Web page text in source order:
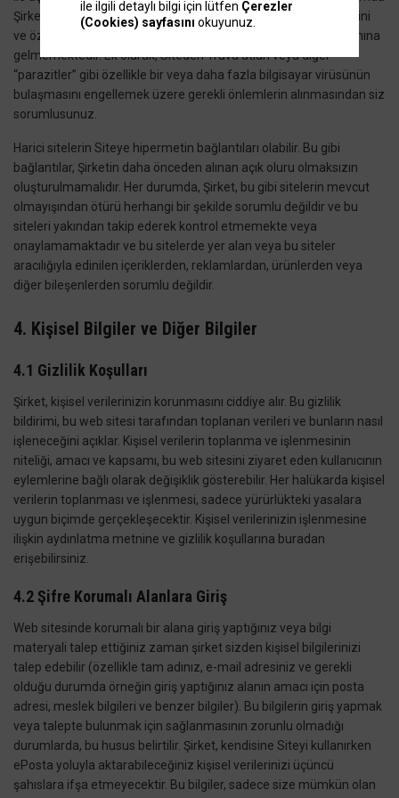
Şirketin herhangi bir şekilde her ne olursa olsun o sitenin içeriğini
ve özellikle içeriğinden kaynaklanan kullanımı onayladığı anlamına
gelmemektedir. Ek olarak, Siteden Truva atları veya diğer
“parazitler” gibi özellikle bir veya daha fazla bilgisayar virüsünün
bulaşmasını engellemek üzere gerekli önlemlerin alınmasından siz
sorumlusunuz.
Harici sitelerin Siteye hipermetin bağlantıları olabilir. Bu gibi
bağlantılar, Şirketin daha önceden alınan açık oluru olmaksızın
oluşturulmamalıdır. Her durumda, Şirket, bu gibi sitelerin mevcut
olmayışından ötürü herhangi bir şekilde sorumlu değildir ve bu
siteleri yakından takip ederek kontrol etmemekte veya
onaylamamaktadır ve bu sitelerde yer alan veya bu siteler
aracılığıyla edinilen içeriklerden, reklamlardan, ürünlerden veya
diğer bileşenlerden sorumlu değildir.
4. Kişisel Bilgiler ve Diğer Bilgiler
4.1 Gizlilik Koşulları
Şirket, kişisel verilerinizin korunmasını ciddiye alır. Bu gizlilik
bildirimi, bu web sitesi tarafından toplanan verileri ve bunların nasıl
işleneceğini açıklar. Kişisel verilerin toplanma ve işlenmesinin
niteliği, amacı ve kapsamı, bu web sitesini ziyaret eden kullanıcının
eylemlerine bağlı olarak değişiklik gösterebilir. Her halükarda kişisel
verilerin toplanması ve işlenmesi, sadece yürürlükteki yasalara
uygun biçimde gerçekleşecektir. Kişisel verilerinizin işlenmesine
ilişkin aydınlatma metnine ve gizlilik koşullarına buradan
erişebilirsiniz.
4.2 Şifre Korumalı Alanlara Giriş
Web sitesinde korumalı bir alana giriş yaptığınız veya bilgi
materyali talep ettiğiniz zaman şirket sizden kişisel bilgilerinizi
talep edebilir (özellikle tam adınız, e-mail adresiniz ve gerekli
olduğu durumda örneğin giriş yaptığınız alanın amacı için posta
adresi, meslek bilgileri ve benzer bilgiler). Bu bilgilerin giriş yapmak
veya talepte bulunmak için sağlanmasının zorunlu olmadığı
durumlarda, bu husus belirtilir. Şirket, kendisine Siteyi kullanırken
ePosta yoluyla aktarabileceğiniz kişisel verilerinizi üçüncü
şahıslara ifşa etmeyecektir. Bu bilgiler, sadece size mümkün olan
ile ilgili detaylı bilgi için lütfen Çerezler
(Cookies) sayfasını okuyunuz.